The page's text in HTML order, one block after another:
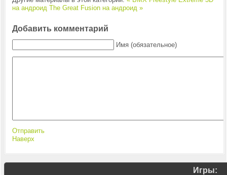
на андроид The Great Fusion на андроид »
Добавить комментарий
Имя (обязательное)
Отправить
Наверх
Игры: